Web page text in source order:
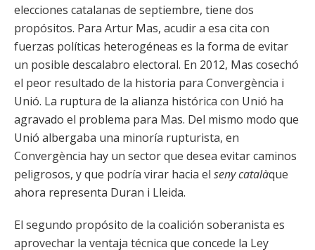
elecciones catalanas de septiembre, tiene dos
propósitos. Para Artur Mas, acudir a esa cita con
fuerzas políticas heterogéneas es la forma de evitar
un posible descalabro electoral. En 2012, Mas cosechó
el peor resultado de la historia para Convergència i
Unió. La ruptura de la alianza histórica con Unió ha
agravado el problema para Mas. Del mismo modo que
Unió albergaba una minoría rupturista, en
Convergència hay un sector que desea evitar caminos
peligrosos, y que podría virar hacia el senycatalàque
ahora representa Duran i Lleida.
El segundo propósito de la coalición soberanista es
aprovechar la ventaja técnica que concede la Ley